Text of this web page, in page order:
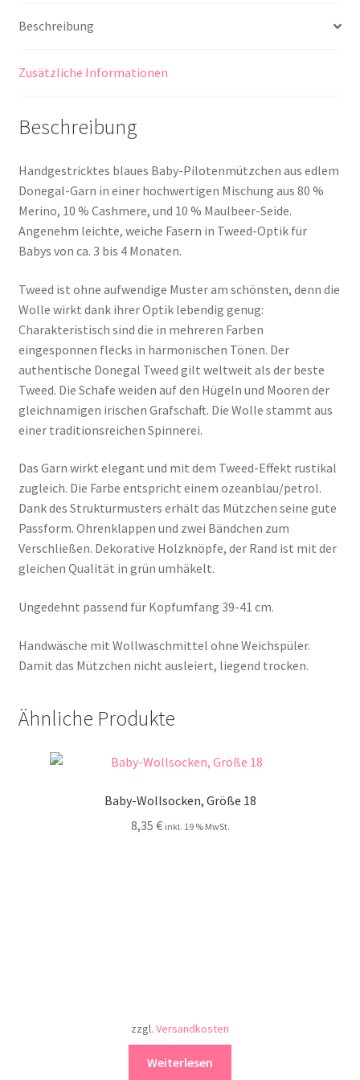
Beschreibung
Zusätzliche Informationen
Beschreibung
Handgestricktes blaues Baby-Pilotenmützchen aus edlem
Donegal-Garn in einer hochwertigen Mischung aus 80 %
Merino, 10 % Cashmere, und 10 % Maulbeer-Seide.
Angenehm leichte, weiche Fasern in Tweed-Optik für
Babys von ca. 3 bis 4 Monaten.
Tweed ist ohne aufwendige Muster am schönsten, denn die
Wolle wirkt dank ihrer Optik lebendig genug:
Charakteristisch sind die in mehreren Farben
eingesponnen flecks in harmonischen Tönen. Der
authentische Donegal Tweed gilt weltweit als der beste
Tweed. Die Schafe weiden auf den Hügeln und Mooren der
gleichnamigen irischen Grafschaft. Die Wolle stammt aus
einer traditionsreichen Spinnerei.
Das Garn wirkt elegant und mit dem Tweed-Effekt rustikal
zugleich. Die Farbe entspricht einem ozeanblau/petrol.
Dank des Strukturmusters erhält das Mützchen seine gute
Passform. Ohrenklappen und zwei Bändchen zum
Verschließen. Dekorative Holzknöpfe, der Rand ist mit der
gleichen Qualität in grün umhäkelt.
Ungedehnt passend für Kopfumfang 39-41 cm.
Handwäsche mit Wollwaschmittel ohne Weichspüler.
Damit das Mützchen nicht ausleiert, liegend trocken.
Ähnliche Produkte
Baby-Wollsocken, Größe 18
8,35 € inkl. 19 % MwSt.
zzgl. Versandkosten
Weiterlesen